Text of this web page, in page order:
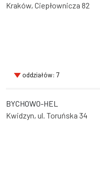
Kraków, Ciepłownicza 82
oddziałów: 7
BYCHOWO-HEL
Kwidzyn, ul. Toruńska 34